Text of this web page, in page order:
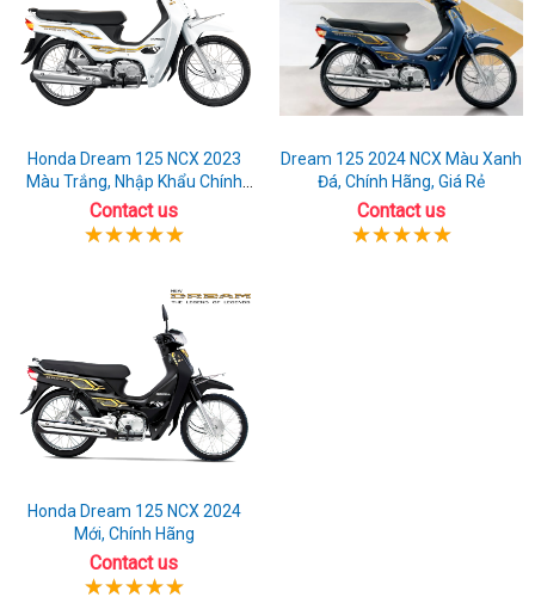
Honda Dream 125 NCX 2023
Màu Trắng, Nhập Khẩu Chính
Hãng
Contact us
Dream 125 2024 NCX Màu Xanh
Đá, Chính Hãng, Giá Rẻ
Contact us
Honda Dream 125 NCX 2024
Mới, Chính Hãng
Contact us